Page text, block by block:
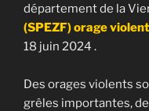
département de la
(SPEZF) orage
18 juin 2024 .
Des orages violents
grêles importantes,